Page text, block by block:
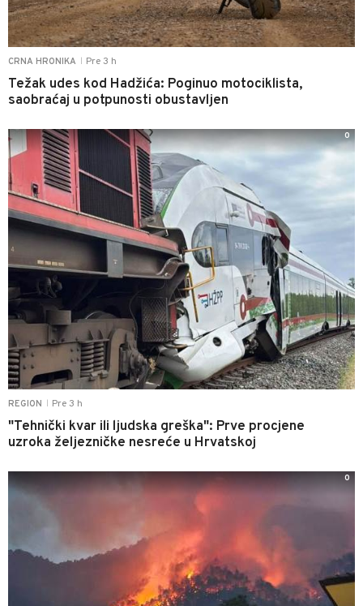
CRNA HRONIKA Pre 3 h
Težak udes kod Hadžića: Poginuo motociklista,
saobraćaj u potpunosti obustavljen
REGION Pre 3 h
"Tehnički kvar ili ljudska greška": Prve procjene
uzroka željezničke nesreće u Hrvatskoj
0
0